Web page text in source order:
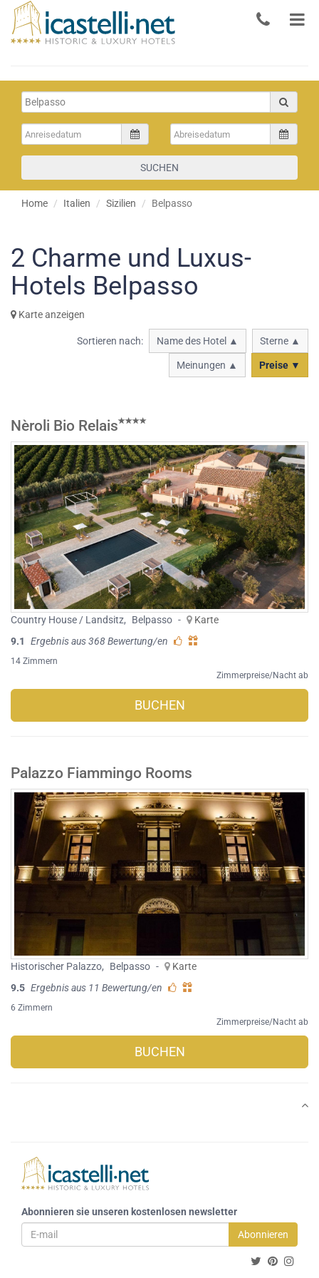
SUCHEN
Home Italien Sizilien Belpasso
2 Charme und Luxus-
Hotels Belpasso
Karte anzeigen
Sortieren nach: Name des Hotel ▲ Sterne ▲
Meinungen ▲ Preise ▼
Nèroli Bio Relais
Country House / Landsitz, Belpasso -
Karte
9.1
Ergebnis aus 368 Bewertung/en
14 Zimmern
Zimmerpreise/Nacht ab
BUCHEN
Palazzo Fiammingo Rooms
Historischer Palazzo, Belpasso -
Karte
9.5 Ergebnis aus 11 Bewertung/en
6 Zimmern
Zimmerpreise/Nacht ab
BUCHEN
Abonnieren sie unseren kostenlosen newsletter
Abonnieren